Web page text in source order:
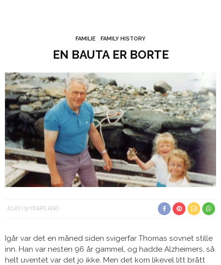
FAMILIE FAMILY HISTORY
EN BAUTA ER BORTE
JOJO 9 YEARS AGO
Igår var det en måned siden svigerfar Thomas sovnet stille
inn. Han var nesten 96 år gammel, og hadde Alzheimers, så
helt uventet var det jo ikke. Men det kom likevel litt brått